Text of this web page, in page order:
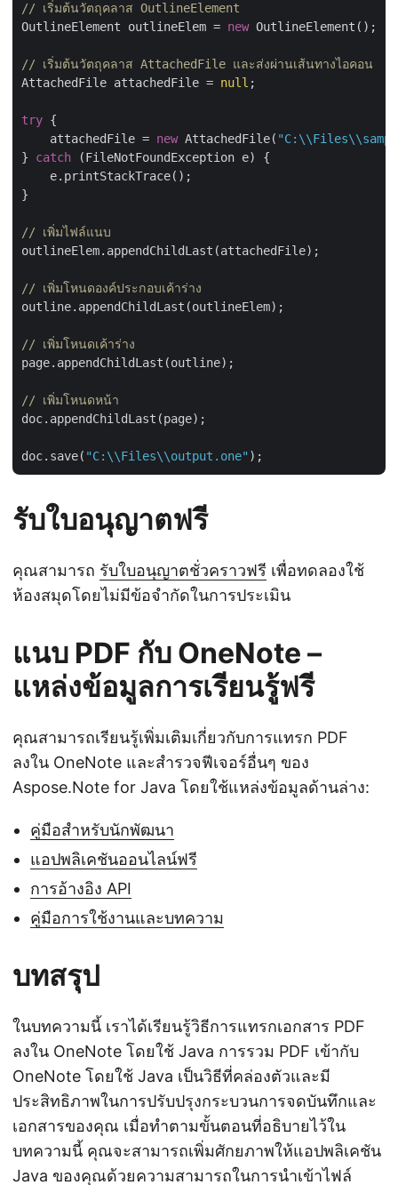
// เริ่มต้นวัตถุคลาส OutlineElement
OutlineElement outlineElem = new OutlineElement();
// เริ่มต้นวัตถุคลาส AttachedFile และส่งผ่านเส้นทางไอคอน
AttachedFile attachedFile = null ;
try {
    attachedFile =
new AttachedFile(
} catch (FileNotFoundException e) {
    e.printStackTrace();
}
// เพิ่มไฟล์แนบ
outlineElem.appendChildLast(attachedFile);
// เพิ่มโหนดองค์ประกอบเค้าร่าง
outline.appendChildLast(outlineElem);
// เพิ่มโหนดเค้าร่าง
page.appendChildLast(outline);
// เพิ่มโหนดหน้า
doc.appendChildLast(page);
doc.save( "C:\\Files\\output.one"
รับใบอนุญาตฟรี
คุณสามารถ รับใบอนุญาตชั่วคราวฟรี เพื่อทดลองใช้
ห้องสมุดโดยไม่มีข้อจำกัดในการประเมิน
แนบ PDF กับ OneNote –
แหล่งข้อมูลการเรียนรู้ฟรี
คุณสามารถเรียนรู้เพิ่มเติมเกี่ยวกับการแทรก PDF
ลงใน OneNote และสำรวจฟีเจอร์อื่นๆ ของ
Aspose.Note for Java โดยใช้แหล่งข้อมูลด้านล่าง:
คู่มือสำหรับนักพัฒนา
แอปพลิเคชันออนไลน์ฟรี
การอ้างอิง API
คู่มือการใช้งานและบทความ
บทสรุป
ในบทความนี้ เราได้เรียนรู้วิธีการแทรกเอกสาร PDF
ลงใน OneNote โดยใช้ Java การรวม PDF เข้ากับ
OneNote โดยใช้ Java เป็นวิธีที่คล่องตัวและมี
ประสิทธิภาพในการปรับปรุงกระบวนการจดบันทึกและ
เอกสารของคุณ เมื่อทำตามขั้นตอนที่อธิบายไว้ใน
บทความนี้ คุณจะสามารถเพิ่มศักยภาพให้แอปพลิเคชัน
Java ของคุณด้วยความสามารถในการนำเข้าไฟล์